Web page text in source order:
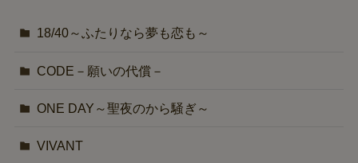
18/40～ふたりなら夢も恋も～
CODE－願いの代償－
ONE DAY～聖夜のから騒ぎ～
VIVANT